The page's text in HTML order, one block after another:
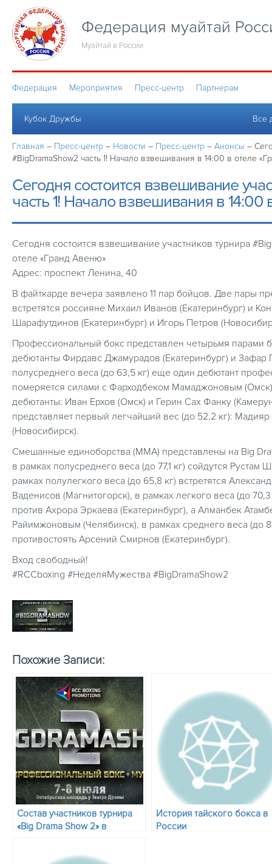
Федерация муайтай
Муайтай в России
Федерация Мероприятия Пресс-центр Партнерам
Кубок Дружбы Все
Главная – Пресс-центр – Новости – Пресс-центр – Анонсы –
#BigDramaShow2 часть 1! Начало взвешивания в 14:00 в отеле
Сегодня состоится взвешивание
часть 1! Начало взвешивания в 14:00
Сегодня состоится взвешивание участников турнира
отеле «Гранд Авеню»
Адрес: проспект Ленина, 40
В файткарде вечера заявлено 11 пар бойцов. Две пары
встретятся россияне Михаил Иванов (Екатеринбург) и
Шарафутдинов (Екатеринбург) и Игорь Петров
Профессиональный бокс представлен четырьмя парами
дебютанты Фирдавс Джамурадов (Екатеринбург) и
полусреднего веса (до 63,5 кг) еще один дебютант
померяется силами с Фарходбеком Мамаджоновым
дебютанты: Иван Ерхов (Омск) и Герин Сах Фанку
представляет первый легчайший вес (до 52,2 кг):
(Новосибирск).
Смешанные единоборства (ММА) представлены на Big
в рамках полусреднего веса (до 77,1 кг) сойдутся
рамках полулегкого веса (до 65,8 кг) встретятся
Ваденисов (Магнитогорск), в рамках легкого веса (до
против Ахрора Эркаева (Екатеринбург), а Алманбек
Райимжоновым (Челябинск), в рамках среднего веса (до
противостоять Арсений Смирнов (Екатеринбург).
Вход свободный!
#RCCboxing #НеделяМужества #BigDramaShow2
Похожие Записи:
Состав участников турнира
«Big Drama Show 2» в
История тайского бокса в
России